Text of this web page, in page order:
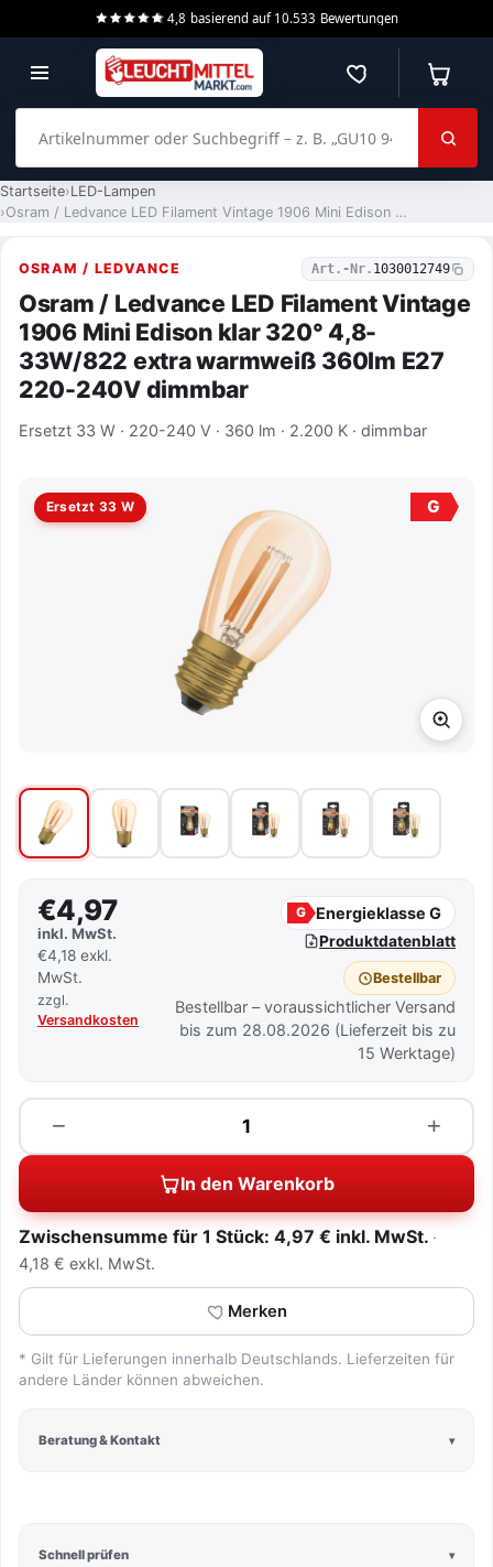
4,8 basierend auf 10.533 Bewertungen
Merkzettel
Startseite LED-Lampen
Osram / Ledvance LED Filament Vintage 1906 Mini Edison klar 320° 4,8-33W/822 extra warmweiß 360lm E27 220-240V dimmbar
OSRAM / LEDVANCE Art.-Nr. 1030012749
Osram / Ledvance LED Filament Vintage
1906 Mini Edison klar 320° 4,8-
33W/822 extra warmweiß 360lm E27
220-240V dimmbar
Ersetzt 33 W · 220-240 V · 360 lm · 2.200 K · dimmbar
Ersetzt 33 W G
Schnell prüfen
€4,97
inkl. MwSt.
€4,18 exkl.
MwSt.
zzgl.
Versandkosten
G Energieklasse G
Produktdatenblatt
Bestellbar
Bestellbar – voraussichtlicher Versand
bis zum 28.08.2026 (Lieferzeit bis zu
15 Werktage)
−
Menge +
In den Warenkorb
Zwischensumme für 1 Stück: 4,97 € inkl. MwSt.
4,18 € exkl. MwSt.
Merken
* Gilt für Lieferungen innerhalb Deutschlands. Lieferzeiten für
andere Länder können abweichen.
Beratung & Kontakt